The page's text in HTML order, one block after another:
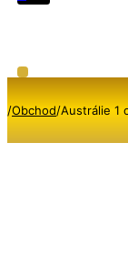
/Obchod/Austrálie 1